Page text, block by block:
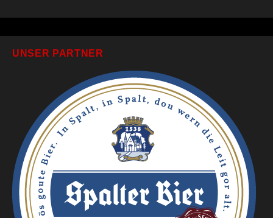
UNSER PARTNER